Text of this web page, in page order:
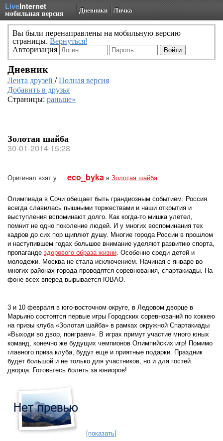
LiveInternet
мобильная версия Дневники Личка
Вы были перенаправлены на мобильную версию
страницы. Вернуться!
Авторизация
Дневник
Лента друзей /Полная версия
Добавить в друзья
Страницы: раньше»
Золотая шайба
30-01-2014 15:28
Оригинал взят у eco_byka в Золотая шайба
Олимпиада в Сочи обещает быть грандиозным событием. Россия
всегда славилась пышными торжествами и наши открытия и
выступления вспоминают долго. Как когда-то мишка улетел,
помнит не одно поколение людей. И у многих воспоминания тех
кадров до сих пор щиплют душу. Многие города России в прошлом
и наступившем годах большое внимание уделяют развитию спорта,
пропаганде здорового образа жизни. Особенно среди детей и
молодежи. Москва не стала исключением. Начиная с январе во
многих районах города проводятся соревнования, спартакиады. На
фоне всех вперед вырывается ЮВАО.
3 и 10 февраля в юго-восточном округе, в Ледовом дворце в
Марьино состоятся первые игры Городских соревнований по хоккею
на призы клуба «Золотая шайба» в рамках окружной Спартакиады
«Выходи во двор, поиграем». В играх примут участие много юных
команд, конечно же будущих чемпионов Олимпийских игр! Помимо
главного приза клуба, будут еще и приятные подарки. Праздник
будет большой и не только для участников, но и для гостей
дворца. Готовьтесь болеть за юниоров!
[показать]